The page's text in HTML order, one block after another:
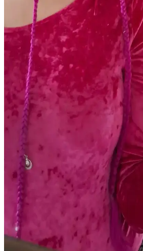
Gothik Makyajda Siyah ve Koyu
Ruj Kullanımı: Killstar Coven
Gothik makyajda klasik siyah ve koyu
Killstar Coven'in Psychic Poem soğuk
ön plana çıkaran alternatif bir stil sunuyor.
Soğuk Alt Tonlu Açık Tenliler
Renkleri ve Uygun Ürün
Soğuk alt tonlu açık tenliler için pembe,
doğal dudak renkleri ve uygun ürünler
kullanımda tercih edilen lip balmlar, rujlar
Dijital Kameralarla Işıltılı
Canlı ve Parlak Görünmesi
Dijital kameralar, metalik ve ışıltılı makyaj
yüksek çözünürlükte yakalayarak makyajın
parlak görünmesini sağlar. Doğru ürün
önemlidir.
Mat Ruj Kullanarak Kaşlarda
Yaratıcı Şekillendirme Teknikleri